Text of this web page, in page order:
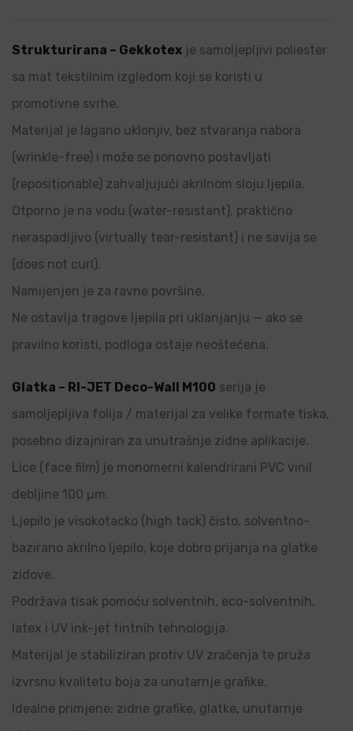
Strukturirana – Gekkotex je samoljepljivi poliester
sa mat tekstilnim izgledom koji se koristi u
promotivne svrhe.
Materijal je lagano uklonjiv, bez stvaranja nabora
(wrinkle-free) i može se ponovno postavljati
(repositionable) zahvaljujući akrilnom sloju ljepila.
Otporno je na vodu (water-resistant), praktično
neraspadljivo (virtually tear-resistant) i ne savija se
(does not curl).
Namijenjen je za ravne površine.
Ne ostavlja tragove ljepila pri uklanjanju — ako se
pravilno koristi, podloga ostaje neoštećena.
Glatka – RI-JET Deco-Wall M100 serija je
samoljepljiva folija / materijal za velike formate tiska,
posebno dizajniran za unutrašnje zidne aplikacije.
Lice (face film) je monomerni kalendrirani PVC vinil
debljine 100 µm.
Ljepilo je visokotacko (high tack) čisto, solventno-
bazirano akrilno ljepilo, koje dobro prijanja na glatke
zidove.
Podržava tisak pomoću solventnih, eco-solventnih,
latex i UV ink-jet tintnih tehnologija.
Materijal je stabiliziran protiv UV zračenja te pruža
izvrsnu kvalitetu boja za unutarnje grafike.
Idealne primjene: zidne grafike, glatke, unutarnje